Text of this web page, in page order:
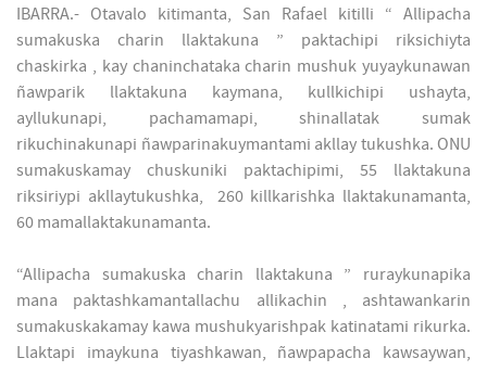
IBARRA.- Otavalo kitimanta, San Rafael kitilli “ Allipacha
sumakuska charin llaktakuna ” paktachipi riksichiyta
chaskirka , kay chaninchataka charin mushuk yuyaykunawan
ñawparik llaktakuna kaymana, kullkichipi ushayta,
ayllukunapi, pachamamapi, shinallatak sumak
rikuchinakunapi ñawparinakuymantami akllay tukushka. ONU
sumakuskamay chuskuniki paktachipimi, 55 llaktakuna
riksiriypi akllaytukushka, 260 killkarishka llaktakunamanta,
60 mamallaktakunamanta.
“Allipacha sumakuska charin llaktakuna ” ruraykunapika
mana paktashkamantallachu allikachin , ashtawankarin
sumakuskakamay kawa mushukyarishpak katinatami rikurka.
Llaktapi imaykuna tiyashkawan, ñawpapacha kawsaywan,